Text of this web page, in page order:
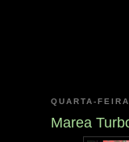
QUARTA-
Marea